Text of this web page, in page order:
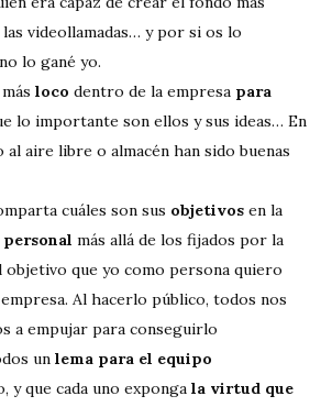
videollamadas… y por si os lo
lo gané yo.
loco dentro de la empresa para
lo importante son ellos y sus ideas… En
al aire libre o almacén han sido buenas
cuáles son sus objetivos en la
personal más allá de los fijados por la
objetivo que yo como persona quiero
Al hacerlo público, todos nos
a empujar para conseguirlo
un lema para el equipo
y que cada uno exponga la virtud que